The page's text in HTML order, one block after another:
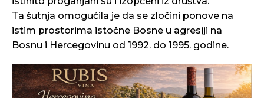
Ta šutnja omogućila je da se zločini ponove na
istim prostorima istočne Bosne u agresiji na
Bosnu i Hercegovinu od 1992. do 1995. godine.